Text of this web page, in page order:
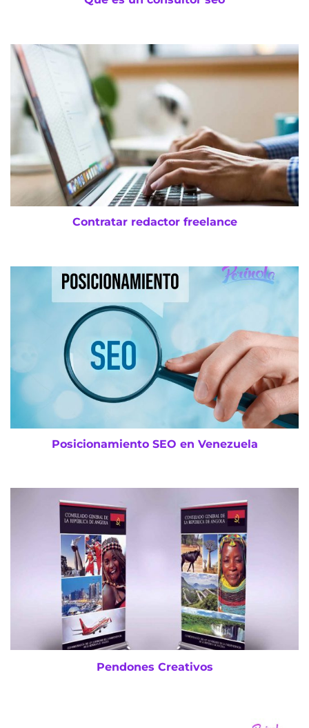
Contratar redactor freelance
Posicionamiento SEO en Venezuela
Pendones Creativos